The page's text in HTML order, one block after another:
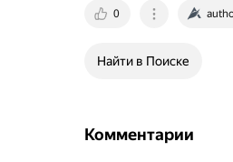
0
Найти в Поиске
Комментарии